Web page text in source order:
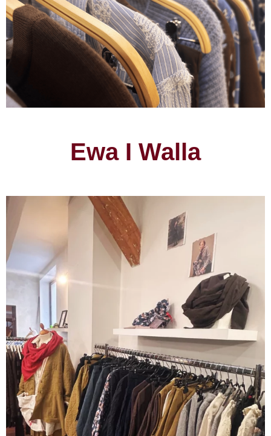
Ewa I Walla